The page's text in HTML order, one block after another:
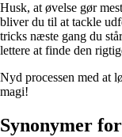
Husk, at øvelse gør
bliver du til at tackle
tricks næste gang du
lettere at finde den
Nyd processen med at
magi!
Synonymer